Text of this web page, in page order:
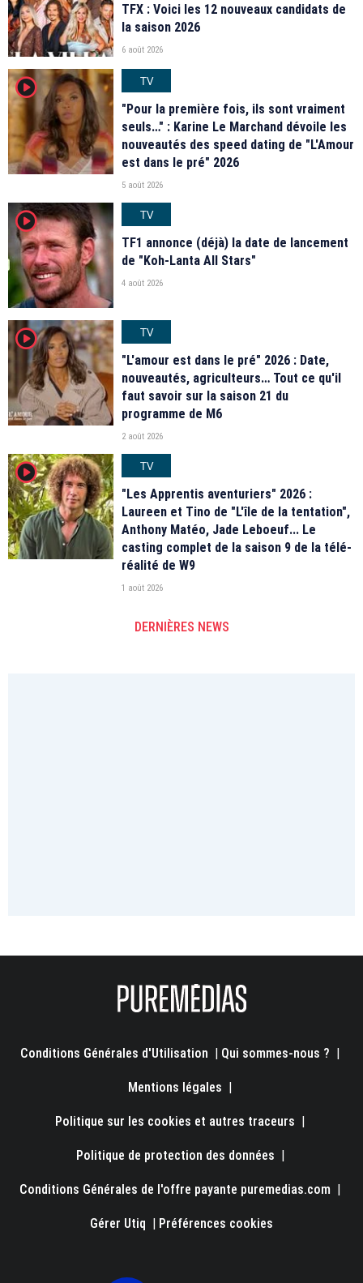
TFX : Voici les 12 nouveaux candidats de
la saison 2026
6 août 2026
player2
TV
"Pour la première fois, ils sont vraiment
seuls…" : Karine Le Marchand dévoile les
nouveautés des speed dating de "L'Amour
est dans le pré" 2026
5 août 2026
player2
TV
TF1 annonce (déjà) la date de lancement
de "Koh-Lanta All Stars"
4 août 2026
player2
TV
"L'amour est dans le pré" 2026 : Date,
nouveautés, agriculteurs… Tout ce qu'il
faut savoir sur la saison 21 du
programme de M6
2 août 2026
player2
TV
"Les Apprentis aventuriers" 2026 :
Laureen et Tino de "L'île de la tentation",
Anthony Matéo, Jade Leboeuf... Le
casting complet de la saison 9 de la télé-
réalité de W9
1 août 2026
DERNIÈRES NEWS
Conditions Générales d'Utilisation | Qui sommes-nous ? |
Mentions légales |
Politique sur les cookies et autres traceurs |
Politique de protection des données |
Conditions Générales de l'offre payante puremedias.com |
Gérer Utiq | Préférences cookies